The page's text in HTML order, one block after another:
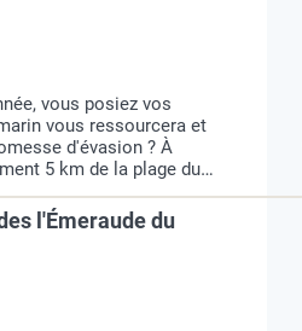
vous posiez vos
vous ressourcera et
d'évasion ? À
5 km de la plage du
Sun Océan *** vous
l'Émeraude du